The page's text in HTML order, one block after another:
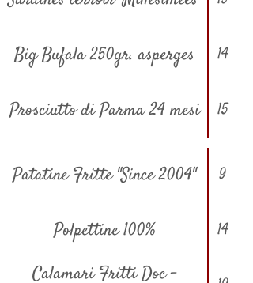
Big Bufala 250gr. asperges 14
Prosciutto di Parma 24 mesi 15
Patatine Fritte "Since 2004" 9
Polpettine 100% 14
Calamari Fritti Doc -